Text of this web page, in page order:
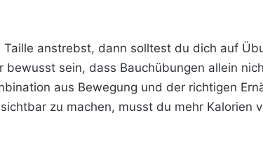
anstrebst, dann solltest du dich auf
sein, dass Bauchübungen allein
aus Bewegung und der richtigen
zu machen, musst du mehr Kalorien